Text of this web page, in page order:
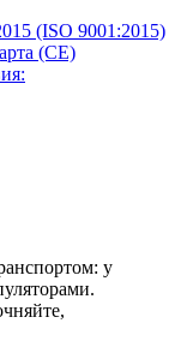
(ISO 9001:2015)
(CE)
у